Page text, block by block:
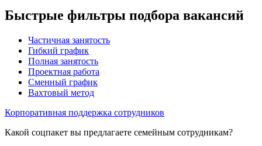
Быстрые фильтры подбора вакансий
Частичная занятость
Гибкий график
Полная занятость
Проектная работа
Сменный график
Вахтовый метод
Корпоративная поддержка сотрудников
Какой соцпакет вы предлагаете семейным сотрудникам?